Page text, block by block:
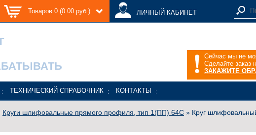
Товаров:0 (0.00 руб.) ЛИЧНЫЙ КАБИНЕТ
Сейчас мы не
Сделайте заказ
ЗАКАЖИТЕ
ТЕХНИЧЕСКИЙ СПРАВОЧНИК КОНТАКТЫ
Круги шлифовальные прямого профиля, тип 1(ПП) 64С » Круг